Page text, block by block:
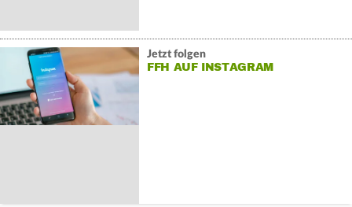
Jetzt folgen
FFH AUF INSTAGRAM